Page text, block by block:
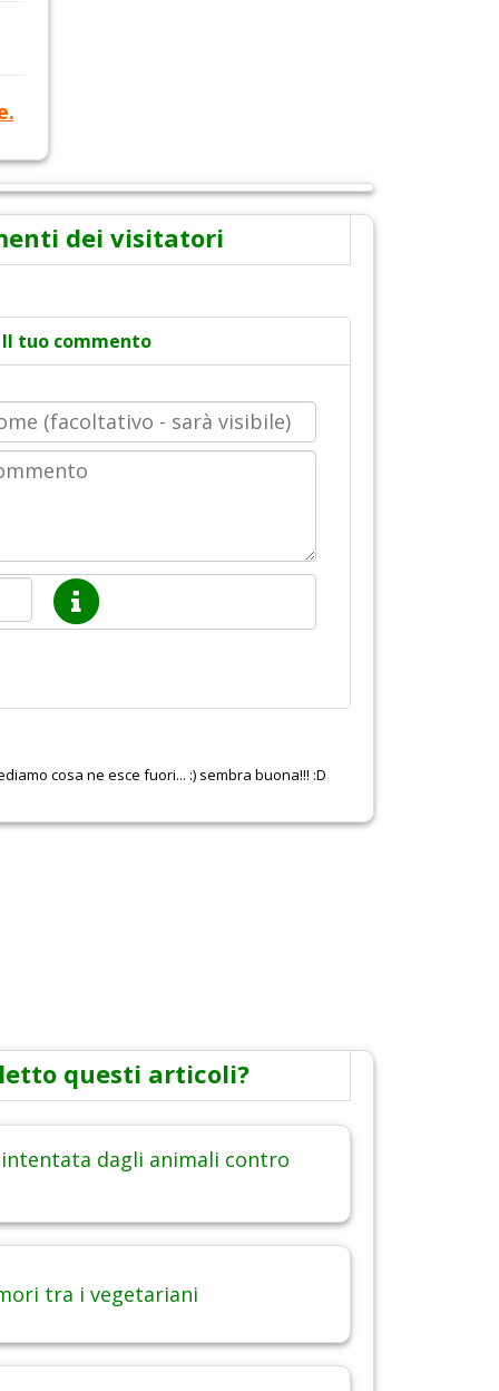
dei visitatori
Il tuo commento
cosa ne esce fuori... :) sembra buona!!! :D
questi articoli?
intentata dagli animali contro
tra i vegetariani